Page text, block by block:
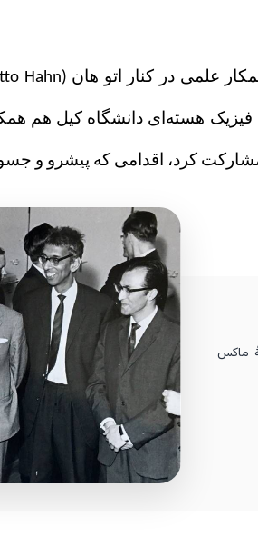
کرد، اقدامی که پیشرو و
ماکس